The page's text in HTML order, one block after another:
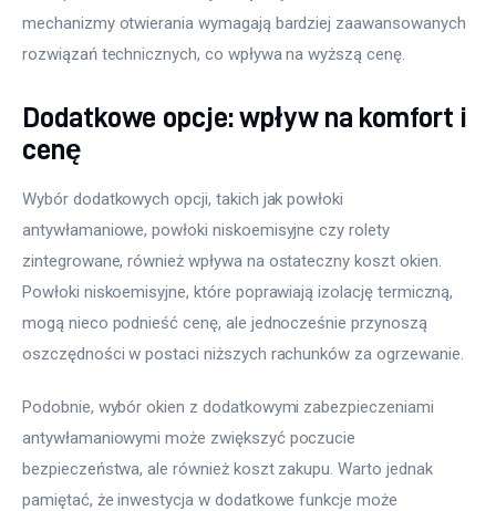
mechanizmy otwierania wymagają bardziej zaawansowanych
rozwiązań technicznych, co wpływa na wyższą cenę.
Dodatkowe opcje: wpływ na komfort i
cenę
Wybór dodatkowych opcji, takich jak powłoki
antywłamaniowe, powłoki niskoemisyjne czy rolety
zintegrowane, również wpływa na ostateczny koszt okien.
Powłoki niskoemisyjne, które poprawiają izolację termiczną,
mogą nieco podnieść cenę, ale jednocześnie przynoszą
oszczędności w postaci niższych rachunków za ogrzewanie.
Podobnie, wybór okien z dodatkowymi zabezpieczeniami
antywłamaniowymi może zwiększyć poczucie
bezpieczeństwa, ale również koszt zakupu. Warto jednak
pamiętać, że inwestycja w dodatkowe funkcje może